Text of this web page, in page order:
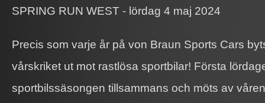
SPRING RUN WEST - lördag 4 maj 2024
Precis som varje år på von Braun Sports Cars
vårskriket ut mot rastlösa sportbilar! Första
sportbilssäsongen tillsammans och möts av